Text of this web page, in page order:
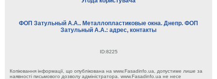
ФОП Затульный А.А.. Металлопластиковые окна. Днепр. ФОП
Затульный А.А.: адрес, контакты
ID:8225
Копіювання інформації, що опублікована на www.Fasadinfo.ua, допустиме лише за
наявності письмового дозволу адміністратора. www.Fasadinfo.ua не несе